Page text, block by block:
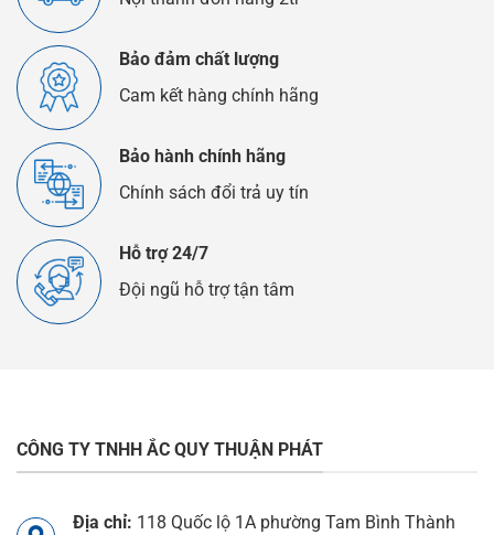
Bảo đảm chất lượng
Cam kết hàng chính hãng
Bảo hành chính hãng
Chính sách đổi trả uy tín
Hỗ trợ 24/7
Đội ngũ hỗ trợ tận tâm
CÔNG TY TNHH ẮC QUY THUẬN PHÁT
Địa chỉ: 118 Quốc lộ 1A phường Tam Bình Thành